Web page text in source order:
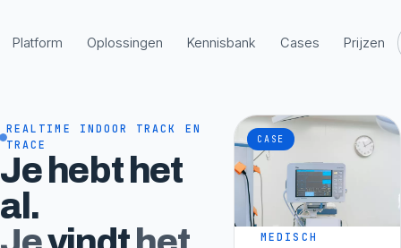
Platform Oplossingen Kennisbank Cases Prijzen
REALTIME INDOOR TRACK EN
TRACE
Je hebt het
al.
CASE
MEDISCH